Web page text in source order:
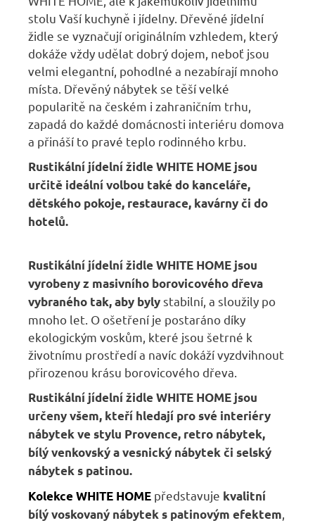
stolu Vaší kuchyně i jídelny. Dřevěné jídelní
židle se vyznačují originálním vzhledem, který
dokáže vždy udělat dobrý dojem, neboť jsou
velmi elegantní, pohodlné a nezabírají mnoho
místa. Dřevěný nábytek se těší velké
popularitě na českém i zahraničním trhu,
zapadá do každé domácnosti interiéru domova
a přináší to pravé teplo rodinného krbu.
Rustikální jídelní židleWHITE HOME jsou
určitě ideální volbou také do kanceláře,
dětského pokoje, restaurace, kavárny či do
hotelů.
Rustikální jídelní židleWHITE HOME jsou
vyrobeny z masivního borovicového dřeva
vybraného tak, aby byly stabilní, a sloužily po
mnoho let. O ošetření je postaráno díky
ekologickým voskům, které jsou šetrné k
životnímu prostředí a navíc dokáží vyzdvihnout
přirozenou krásu borovicového dřeva.
Rustikální jídelní židleWHITE HOME jsou
určeny všem, kteří hledají pro své interiéry
nábytek ve stylu Provence, retro nábytek,
bílý venkovský a vesnický nábytek či selský
nábytek s patinou.
Kolekce WHITE HOME představuje kvalitní
bílý voskovaný nábytek s patinovým efektem,